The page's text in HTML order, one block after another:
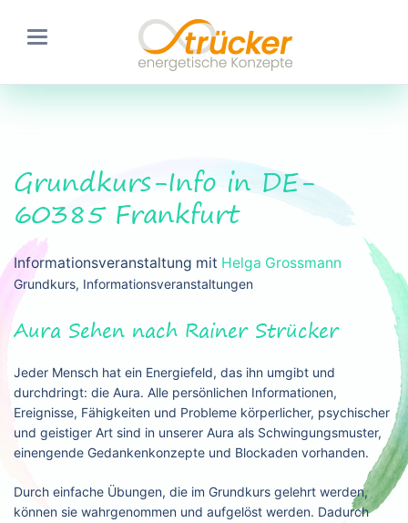
Grundkurs-Info in DE-
60385 Frankfurt
Informationsveranstaltung mit Helga Grossmann
Grundkurs, Informationsveranstaltungen
Aura Sehen nach Rainer Strücker
Jeder Mensch hat ein Energiefeld, das ihn umgibt und
durchdringt: die Aura. Alle persönlichen Informationen,
Ereignisse, Fähigkeiten und Probleme körperlicher, psychischer
und geistiger Art sind in unserer Aura als Schwingungsmuster,
einengende Gedankenkonzepte und Blockaden vorhanden.
Durch einfache Übungen, die im Grundkurs gelehrt werden,
können sie wahrgenommen und aufgelöst werden. Dadurch